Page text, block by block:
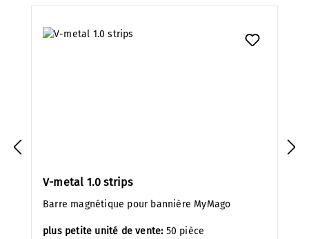
V-metal 1.0 strips
Barre magnétique pour bannière MyMago
plus petite unité de vente: 50 pièce